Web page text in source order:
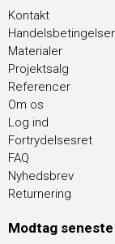
Kontakt
Handelsbetingelser
Materialer
Projektsalg
Referencer
Om os
Log ind
Fortrydelsesret
FAQ
Nyhedsbrev
Returnering
Modtag